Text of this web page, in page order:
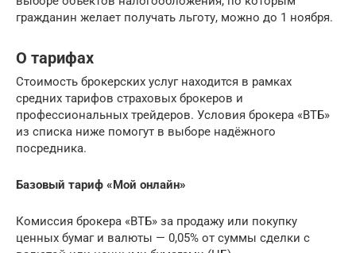
гражданин желает­ получать льготу, можно до 1 ноября.
О тарифах
Стоимость брокерских услуг находится в рамках
средних тарифов страховых брокеров и
профессиональных трейдеров. Условия брокера «ВТБ»
из списка ниже помогут в выборе надёжного
посредника.
Базовый тариф «Мой онлайн»
Комиссия брокера «ВТБ» за продажу или покупку
ценных бумаг и валюты — 0,05% от суммы сделки с